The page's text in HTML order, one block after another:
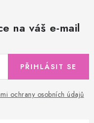
na váš e-mail
ochrany osobních údajů
PŘIHLÁSIT SE